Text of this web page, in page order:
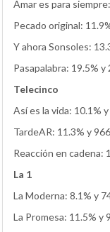
Amar es para
Pecado original:
Y ahora Sonsoles:
Pasapalabra: 19.5% y
Telecinco
Así es la vida: 10.1%
TardeAR: 11.3% y
Reacción en cadena:
La 1
La Moderna: 8.1% y
La Promesa: 11.5% y